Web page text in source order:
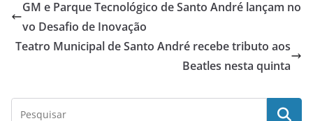
e
o
t
A
t
e
e
d
e
GM e Parque Tecnológico de Santo André lançam no
vo Desafio de Inovação
Teatro Municipal de Santo André recebe tributo aos
Beatles nesta quinta